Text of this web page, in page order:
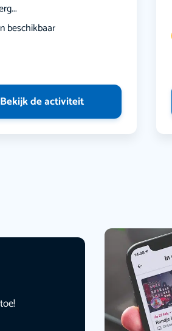
beschikbaar
Bekijk de activiteit